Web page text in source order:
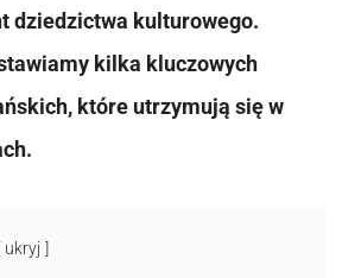
dziedzictwa kulturowego.
kilka kluczowych
które utrzymują się w
ukryj